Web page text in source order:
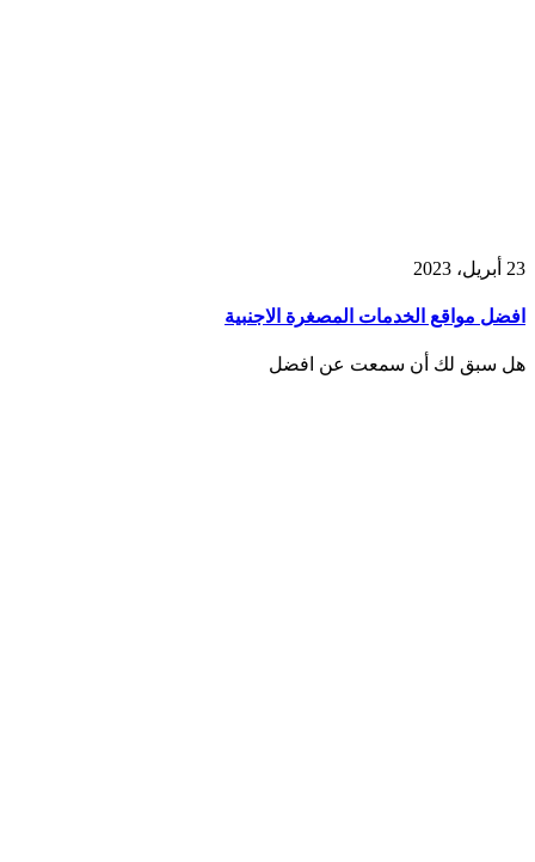
23 أبريل، 2023
افضل مواقع الخدمات المصغرة الاجنبية
هل سبق لك أن سمعت عن افضل